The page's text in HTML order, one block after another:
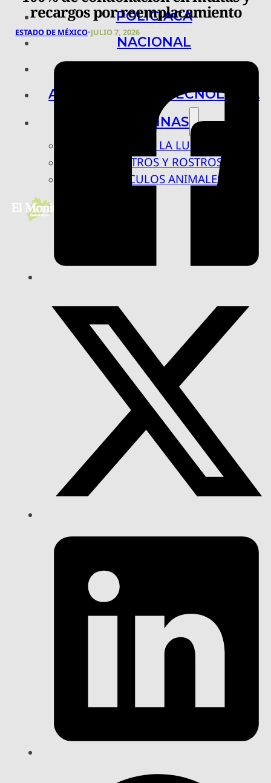
POLICIACA
NACIONAL
ARTE, CIENCIA Y TECNOLOGÍA
COLUMNAS
BAJO LA LUPA
RASTROS Y ROSTROS
VÍNCULOS ANIMALES
recargos por reemplacamiento
ESTADO DE MÉXICO•JULIO 7, 2026